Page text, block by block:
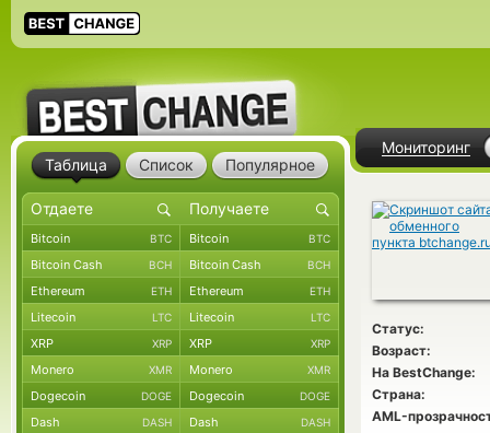
Мониторинг
Статус:
Возраст:
На BestChange:
Страна:
AML-
Таблица Список Популярное
Bitcoin BTC Bitcoin BTC
Bitcoin Cash BCH Bitcoin Cash BCH
Ethereum ETH Ethereum ETH
Litecoin LTC Litecoin LTC
XRP XRP XRP XRP
Monero XMR Monero XMR
Dogecoin DOGE Dogecoin DOGE
Dash DASH Dash DASH